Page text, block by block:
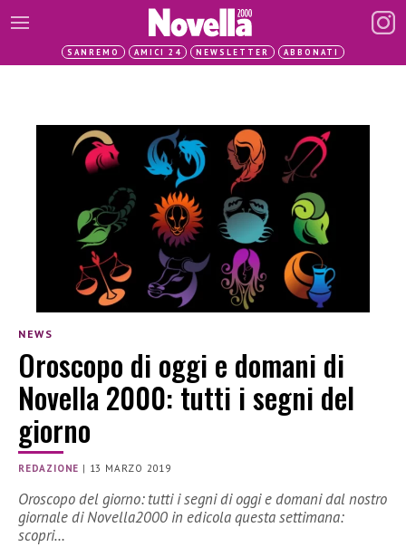
SANREMO AMICI 24 NEWSLETTER ABBONATI
NEWS
Oroscopo di oggi e domani di
Novella 2000: tutti i segni del
giorno
REDAZIONE | 13 MARZO 2019
Oroscopo del giorno: tutti i segni di oggi e domani dal nostro
giornale di Novella2000 in edicola questa settimana:
scopri…